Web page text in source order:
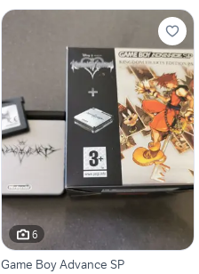
6
Game Boy Advance SP